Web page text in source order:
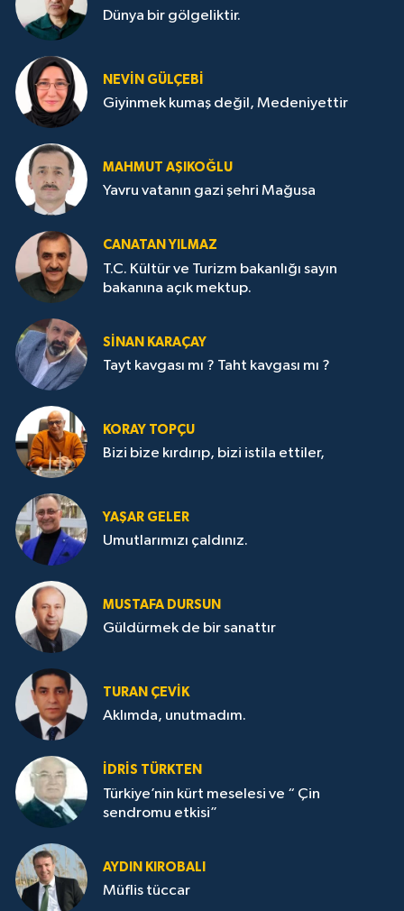
Dünya bir gölgeliktir.
NEVİN GÜLÇEBİ
Giyinmek kumaş değil, Medeniyettir
MAHMUT AŞIKOĞLU
Yavru vatanın gazi şehri Mağusa
CANATAN YILMAZ
T.C. Kültür ve Turizm bakanlığı sayın
bakanına açık mektup.
SİNAN KARAÇAY
Tayt kavgası mı ? Taht kavgası mı ?
KORAY TOPÇU
Bizi bize kırdırıp, bizi istila ettiler,
YAŞAR GELER
Umutlarımızı çaldınız.
MUSTAFA DURSUN
Güldürmek de bir sanattır
TURAN ÇEVİK
Aklımda, unutmadım.
İDRİS TÜRKTEN
Türkiye’nin kürt meselesi ve “ Çin
sendromu etkisi”
AYDIN KIROBALI
Müflis tüccar